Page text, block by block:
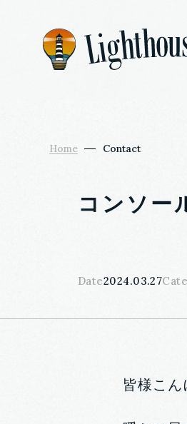
Home Contact
コンソー
Date2024.03.27
皆様こん